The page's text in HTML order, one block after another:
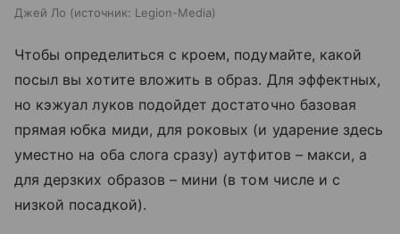
Джей Ло источник: Legion-Media
Чтобы определиться с кроем, подумайте, какой
посыл вы хотите вложить в образ. Для эффектных,
но кэжуал луков подойдет достаточно базовая
прямая юбка миди, для роковых (и ударение здесь
уместно на оба слога сразу) аутфитов – макси, а
для дерзких образов – мини (в том числе и с
низкой посадкой).